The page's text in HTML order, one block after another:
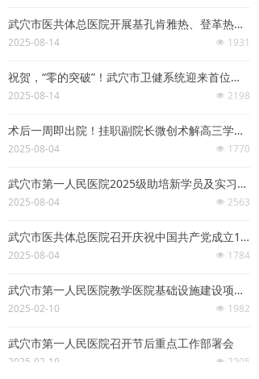
武穴市医共体总医院开展基孔肯雅热、登革热等重点虫媒传染病防治培训
넶 1931
2025-08-14
祝贺，“零的突破”！武穴市卫健系统迎来首位博士人才！
넶 2198
2025-08-14
术后一周即出院！挂职副院长微创术解高三学子骨折之困
넶 1770
2025-08-04
武穴市第一人民医院2025级助培新学员及实习生岗前培训圆满结束
넶 2563
2025-08-04
武穴市医共体总医院召开庆祝中国共产党成立104周年大会
넶 1784
2025-08-04
武穴市第一人民医院教学医院基础设施建设项目正式开工
넶 1982
2025-02-10
武穴市第一人民医院召开节后重点工作部署会
넶 2205
2025-02-10